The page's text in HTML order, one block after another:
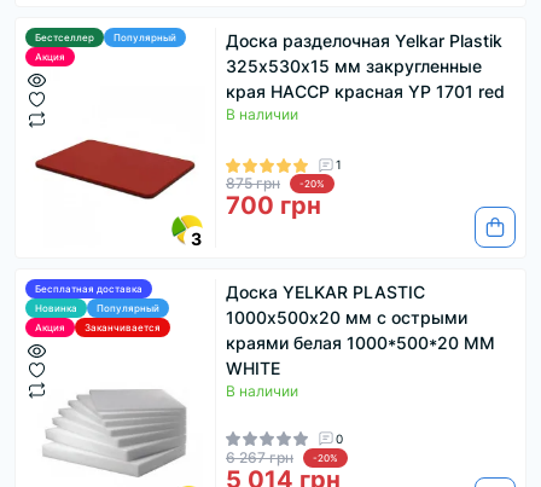
Бестселлер
Популярный
Акция
3
Доска разделочная Yelkar Plastik
325х530х15 мм закругленные
края HACCP красная YP 1701 red
В наличии
1
875 грн -20%
700 грн
Бесплатная доставка
Новинка
Популярный
Акция
Заканчивается
Доска YELKAR PLASTIC
1000х500х20 мм с острыми
краями белая 1000*500*20 MM
WHITE
В наличии
0
6 267 грн -20%
5 014 грн